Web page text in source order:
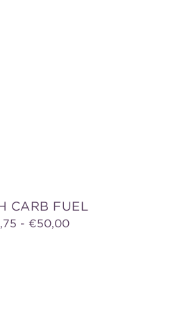
CARB FUEL
Normaler
- €50,00